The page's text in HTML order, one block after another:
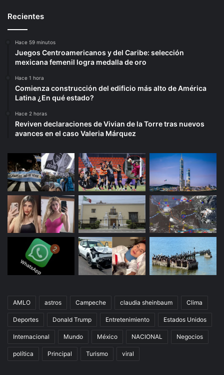
Recientes
Hace 59 minutos
Juegos Centroamericanos y del Caribe: selección
mexicana femenil logra medalla de oro
Hace 1 hora
Comienza construcción del edificio más alto de América
Latina ¿En qué estado?
Hace 2 horas
Reviven declaraciones de Vivian de la Torre tras nuevos
avances en el caso Valeria Márquez
AMLO astros Campeche claudia sheinbaum Clima
Deportes Donald Trump Entretenimiento Estados Unidos
Internacional Mundo México NACIONAL Negocios
política Principal Turismo viral